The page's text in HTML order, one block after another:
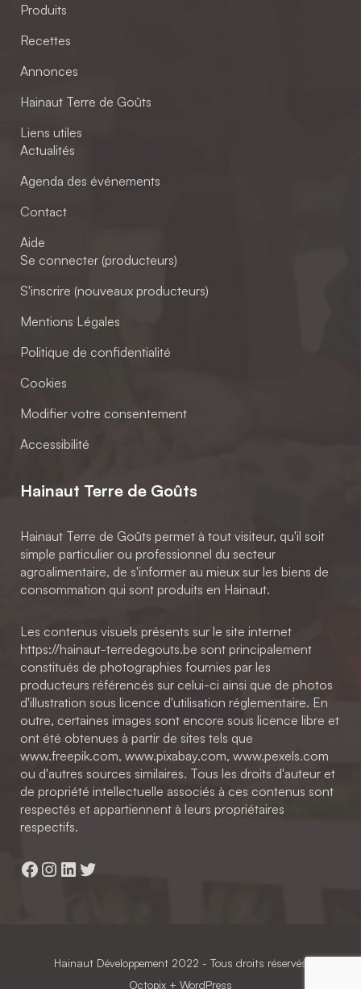
Produits
Recettes
Annonces
Hainaut Terre de Goûts
Liens utiles
Actualités
Agenda des événements
Contact
Aide
Se connecter (producteurs)
S'inscrire (nouveaux producteurs)
Mentions Légales
Politique de confidentialité
Cookies
Modifier votre consentement
Accessibilité
Hainaut Terre de Goûts
Hainaut Terre de Goûts permet à tout visiteur, qu'il soit
simple particulier ou professionnel du secteur
agroalimentaire, de s'informer au mieux sur les biens de
consommation qui sont produits en Hainaut.
Les contenus visuels présents sur le site internet
https://hainaut-terredegouts.be sont principalement
constitués de photographies fournies par les
producteurs référencés sur celui-ci ainsi que de photos
d'illustration sous licence d'utilisation réglementaire. En
outre, certaines images sont encore sous licence libre et
ont été obtenues à partir de sites tels que
www.freepik.com, www.pixabay.com, www.pexels.com
ou d'autres sources similaires. Tous les droits d'auteur et
de propriété intellectuelle associés à ces contenus sont
respectés et appartiennent à leurs propriétaires
respectifs.
Facebook
Instagram
LinkedIn
Twitter
Hainaut Développement 2022 - Tous droits réservés
Octopix + WordPress